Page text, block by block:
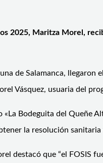
2025, Maritza Morel,
de Salamanca,
Vásquez, usuaria del
Bodeguita del Queñe
la resolución
destacó que “el FOSIS